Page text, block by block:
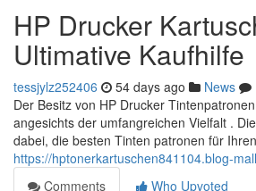
HP Drucker
Ultimative Kaufhilfe
tessjylz252406 54 days ago News
Der Besitz von HP Drucker
angesichts der umfangreichen Vielfalt .
dabei, die besten Tinten patronen für
https://hptonerkartuschen841104.blog-
Comments
Who Upvoted